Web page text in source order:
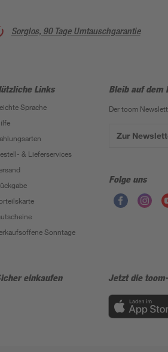
Sorglos, 90 Tage Umtauschgarantie
Links
Sprache
& Lieferservices
Sonntage
Bleib auf dem
Der toom
Zur
Folge uns
einkaufen Jetzt die